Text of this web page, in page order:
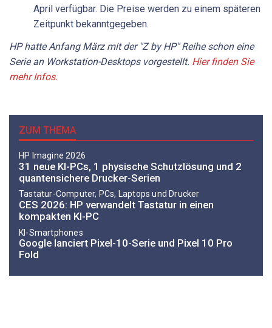
April verfügbar. Die Preise werden zu einem späteren
Zeitpunkt bekanntgegeben.
HP hatte Anfang März mit der "Z by HP" Reihe schon eine
Serie an Workstation-Desktops vorgestellt. Hier finden Sie
mehr Infos.
ZUM THEMA
HP Imagine 2026
31 neue KI-PCs, 1 physische Schutzlösung und 2
quantensichere Drucker-Serien
Tastatur-Computer, PCs, Laptops und Drucker
CES 2026: HP verwandelt Tastatur in einen
kompakten KI-PC
KI-Smartphones
Google lanciert Pixel-10-Serie und Pixel 10 Pro
Fold